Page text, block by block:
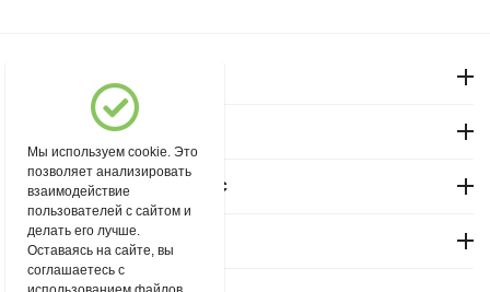
Магазин "Северный"
Покупательский сервис
Контакты
Мы используем cookie. Это
позволяет анализировать
взаимодействие
пользователей с сайтом и
делать его лучше.
Оставаясь на сайте, вы
соглашаетесь с